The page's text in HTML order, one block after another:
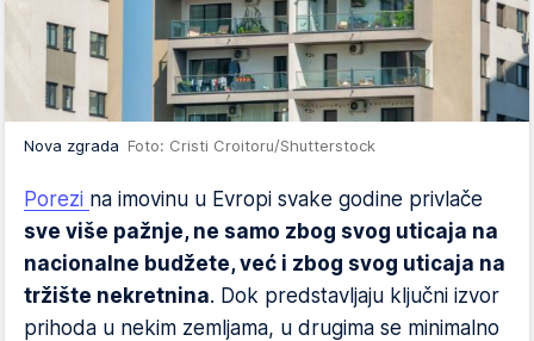
Nova zgrada Foto: Cristi Croitoru/Shutterstock
Porezi na imovinu u Evropi svake godine privlače
sve više pažnje, ne samo zbog svog uticaja na
nacionalne budžete, već i zbog svog uticaja na
tržište nekretnina. Dok predstavljaju ključni izvor
prihoda u nekim zemljama, u drugima se minimalno